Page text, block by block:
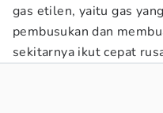
gas etilen, yaitu gas
pembusukan dan
sekitarnya ikut cepat